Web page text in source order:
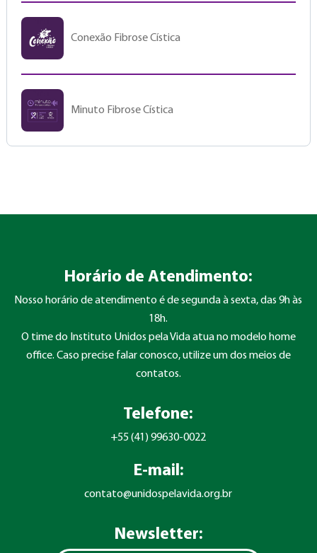
Conexão Fibrose Cística
Minuto Fibrose Cística
Horário de Atendimento:
Nosso horário de atendimento é de segunda à sexta, das 9h às
18h.
O time do Instituto Unidos pela Vida atua no modelo home
office. Caso precise falar conosco, utilize um dos meios de
contatos.
Telefone:
+55 (41) 99630-0022
E-mail:
contato@unidospelavida.org.br
Newsletter: